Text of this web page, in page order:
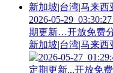
2026-05-
期更新…开放免费
新加坡|台湾|马来